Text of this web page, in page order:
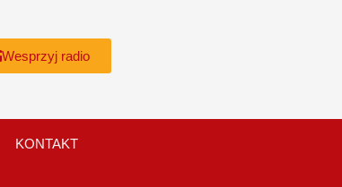
Wesprzyj radio
KONTAKT